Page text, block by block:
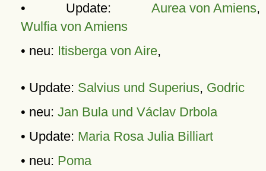
• Update: Aurea von Amiens,
Wulfia von Amiens
• neu: Itisberga von Aire,
• Update: Salvius und Superius, Godric
• neu: Jan Bula und Václav Drbola
• Update: Maria Rosa Julia Billiart
• neu: Poma